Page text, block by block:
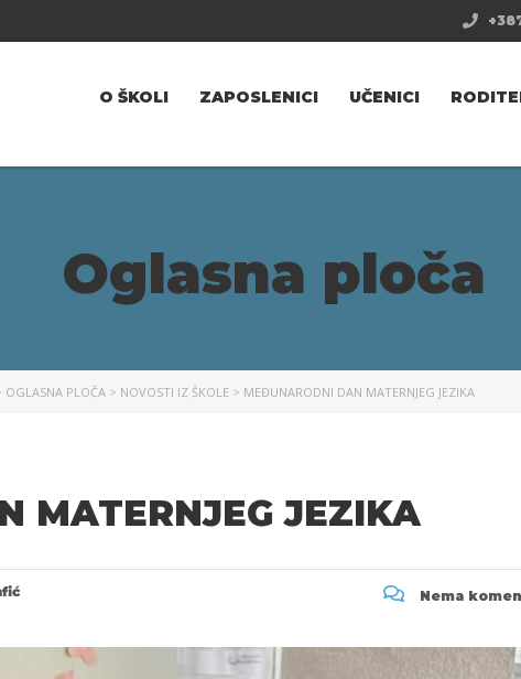
O ŠKOLI ZAPOSLENICI UČENICI
Oglasna ploča
OGLASNA PLOČA > NOVOSTI IZ ŠKOLE > MEĐUNARODNI DAN MATERNJEG JEZIKA
MATERNJEG JEZIKA
Nema